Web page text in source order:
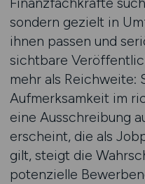
sondern gezielt in
ihnen passen und
sichtbare
mehr als Reichweite:
Aufmerksamkeit im
eine Ausschreibung
erscheint, die als
gilt, steigt die
potenzielle